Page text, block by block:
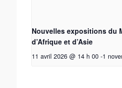
Nouvelles expositions du
d’Afrique et d’Asie
11 avril 2026 @ 14 h 00 -1